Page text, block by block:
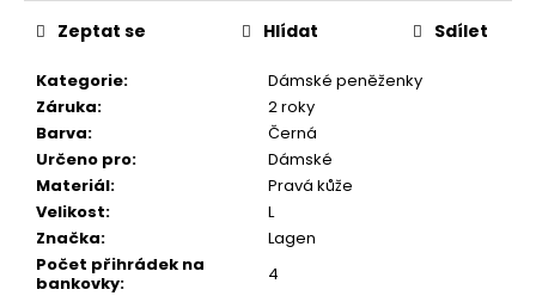
Kategorie:
Dámské peněženky
Záruka:
2 roky
Barva:
Černá
Určeno pro:
Dámské
Materiál:
Pravá kůže
Velikost:
L
Značka:
Lagen
Počet přihrádek na
bankovky:
4
Zeptat se Hlídat Sdílet